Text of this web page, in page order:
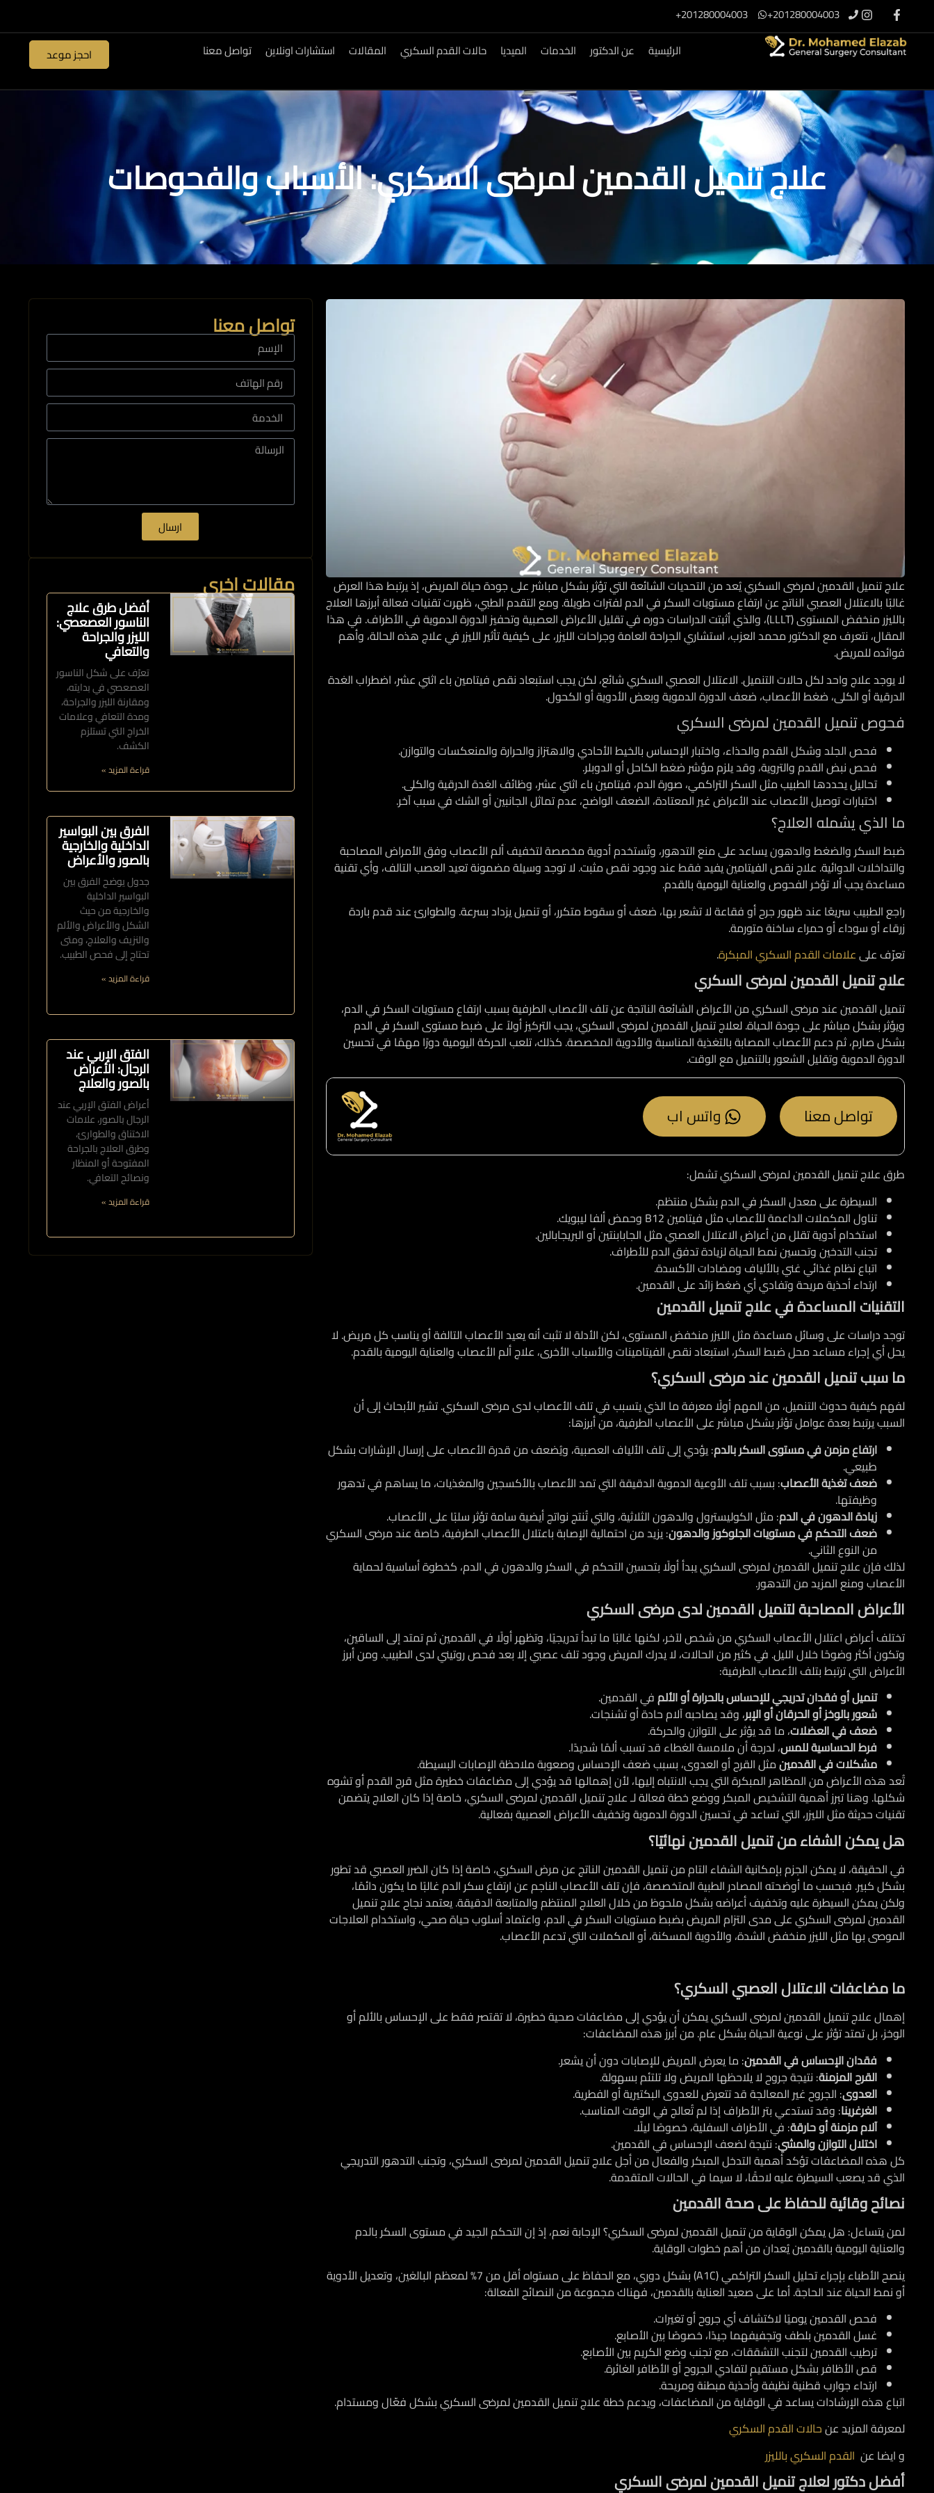
201280004003+
201280004003+
الرئيسية
عن الدكتور الخدمات الميديا حالات القدم السكري المقالات استشارات اونلاين تواصل معنا احجز موعد
علاج تنميل القدمين لمرضى السكري: الأسباب والفحوصات
تواصل معنا
ارسال
مقالات اخرى
أفضل طرق علاج
الناسور العصعصي:
الليزر والجراحة
والتعافي
تعرّف على شكل الناسور
العصعصي في بدايته،
ومقارنة الليزر والجراحة،
ومدة التعافي وعلامات
الخراج التي تستلزم
الكشف.
قراءة المزيد »
الفرق بين البواسير
الداخلية والخارجية
بالصور والأعراض
جدول يوضح الفرق بين
البواسير الداخلية
والخارجية من حيث
الشكل والأعراض والألم
والنزيف والعلاج، ومتى
تحتاج إلى فحص الطبيب.
قراءة المزيد »
الفتق الإربي عند
الرجال: الأعراض
بالصور والعلاج
أعراض الفتق الإربي عند
الرجال بالصور، علامات
الاختناق والطوارئ،
وطرق العلاج بالجراحة
المفتوحة أو المنظار
ونصائح التعافي.
قراءة المزيد »
علاج تنميل القدمين لمرضى السكري يُعد من التحديات الشائعة التي تؤثر بشكل مباشر على جودة حياة المريض، إذ يرتبط هذا العرض
غالبًا بالاعتلال العصبي الناتج عن ارتفاع مستويات السكر في الدم لفترات طويلة. ومع التقدم الطبي، ظهرت تقنيات فعالة أبرزها العلاج
بالليزر منخفض المستوى (LLLT)
، والذي أثبتت الدراسات دوره في تقليل الأعراض العصبية وتحفيز الدورة الدموية في الأطراف. في هذا
المقال، نتعرف مع الدكتورمحمد العزب، استشاري الجراحة العامة وجراحات الليزر، على كيفية تأثير الليزر في علاج هذه الحالة، وأهم
فوائده للمريض.
لا يوجد علاج واحد لكل حالات التنميل. الاعتلال العصبي السكري شائع، لكن يجب استبعاد نقص فيتامين باء اثني عشر، اضطراب الغدة
الدرقية أو الكلى، ضغط الأعصاب، ضعف الدورة الدموية وبعض الأدوية أو الكحول.
فحوص تنميل القدمين لمرضى السكري
فحص الجلد وشكل القدم والحذاء، واختبار الإحساس بالخيط الأحادي والاهتزاز والحرارة والمنعكسات والتوازن.
فحص نبض القدم والتروية، وقد يلزم مؤشر ضغط الكاحل أو الدوبلر.
تحاليل يحددها الطبيب مثل السكر التراكمي، صورة الدم، فيتامين باء اثني عشر، وظائف الغدة الدرقية والكلى.
اختبارات توصيل الأعصاب عند الأعراض غير المعتادة، الضعف الواضح، عدم تماثل الجانبين أو الشك في سبب آخر.
ما الذي يشمله العلاج؟
ضبط السكر والضغط والدهون يساعد على منع التدهور، وتُستخدم أدوية مخصصة لتخفيف ألم الأعصاب وفق الأمراض المصاحبة
والتداخلات الدوائية. علاج نقص الفيتامين يفيد فقط عند وجود نقص مثبت. لا توجد وسيلة مضمونة تعيد العصب التالف، وأي تقنية
مساعدة يجب ألا تؤخر الفحوص والعناية اليومية بالقدم.
راجع الطبيب سريعًا عند ظهور جرح أو فقاعة لا تشعر بها، ضعف أو سقوط متكرر، أو تنميل يزداد بسرعة. والطوارئ عند قدم باردة
زرقاء أو سوداء أو حمراء ساخنة متورمة.
تعرّف علىعلامات القدم السكري المبكرة.
علاج تنميل القدمين لمرضى السكري
تنميل القدمين عند مرضى السكري من الأعراض الشائعة الناتجة عن تلف الأعصاب الطرفية بسبب ارتفاع مستويات السكر في الدم،
ويؤثر بشكل مباشر على جودة الحياة. لعلاج تنميل القدمين لمرضى السكري، يجب التركيز أولاً على ضبط مستوى السكر في الدم
بشكل صارم، ثم دعم الأعصاب المصابة بالتغذية المناسبة والأدوية المخصصة. كذلك، تلعب الحركة اليومية دورًا مهمًا في تحسين
الدورة الدموية وتقليل الشعور بالتنميل مع الوقت.
تواصل معنا واتس اب
طرق علاج تنميل القدمين لمرضى السكري تشمل:
السيطرة على معدل السكر في الدم بشكل منتظم.
تناول المكملات الداعمة للأعصاب مثل فيتامين B12 وحمض ألفا ليبويك.
استخدام أدوية تقلل من أعراض الاعتلال العصبي مثل الجابابنتين أو البريجابالين.
تجنب التدخين وتحسين نمط الحياة لزيادة تدفق الدم للأطراف.
اتباع نظام غذائي غني بالألياف ومضادات الأكسدة.
ارتداء أحذية مريحة وتفادي أي ضغط زائد على القدمين.
التقنيات المساعدة في علاج تنميل القدمين
توجد دراسات على وسائل مساعدة مثل الليزر منخفض المستوى، لكن الأدلة لا تثبت أنه يعيد الأعصاب التالفة أو يناسب كل مريض. لا
يحل أي إجراء مساعد محل ضبط السكر، استبعاد نقص الفيتامينات والأسباب الأخرى، علاج ألم الأعصاب والعناية اليومية بالقدم.
ما سبب تنميل القدمين عند مرضى السكري؟
لفهم كيفية حدوث التنميل، من المهم أولًا معرفة ما الذي يتسبب في تلف الأعصاب لدى مرضى السكري. تشير الأبحاث إلى أن
السبب يرتبط بعدة عوامل تؤثر بشكل مباشر على الأعصاب الطرفية، من أبرزها:
ارتفاع مزمن في مستوى السكر بالدم: يؤدي إلى تلف الألياف العصبية، ويُضعف من قدرة الأعصاب على إرسال الإشارات بشكل
طبيعي.
ضعف تغذية الأعصاب: بسبب تلف الأوعية الدموية الدقيقة التي تمد الأعصاب بالأكسجين والمغذيات، ما يساهم في تدهور
وظيفتها.
زيادة الدهون في الدم: مثل الكوليسترول والدهون الثلاثية، والتي تُنتج نواتج أيضية سامة تؤثر سلبًا على الأعصاب.
ضعف التحكم في مستويات الجلوكوز والدهون: يزيد من احتمالية الإصابة باعتلال الأعصاب الطرفية، خاصة عند مرضى السكري
من النوع الثاني.
لذلك فإنعلاج تنميل القدمين لمرضى السكرييبدأ أولًا بتحسين التحكم في السكر والدهون في الدم، كخطوة أساسية لحماية
الأعصاب ومنع المزيد من التدهور.
الأعراض المصاحبة لتنميل القدمين لدى مرضى السكري
تختلف أعراض اعتلال الأعصاب السكري من شخص لآخر، لكنها غالبًا ما تبدأ تدريجيًا، وتظهر أولًا في القدمين ثم تمتد إلى الساقين،
وتكون أكثر وضوحًا خلال الليل. في كثير من الحالات، لا يدرك المريض وجود تلف عصبي إلا بعد فحص روتيني لدى الطبيب. ومن أبرز
الأعراض التي ترتبط بتلف الأعصاب الطرفية:
تنميل أو فقدان تدريجي للإحساس بالحرارة أو الألمفي القدمين.
شعور بالوخز أو الحرقان أو الإبر، وقد يصاحبه آلام حادة أو تشنجات.
ضعف في العضلات، ما قد يؤثر على التوازن والحركة.
فرط الحساسية للمس، لدرجة أن ملامسة الغطاء قد تسبب ألمًا شديدًا.
مشكلات في القدمينمثل القرح أو العدوى، بسبب ضعف الإحساس وصعوبة ملاحظة الإصابات البسيطة.
تُعد هذه الأعراض من المظاهر المبكرة التي يجب الانتباه إليها، لأن إهمالها قد يؤدي إلى مضاعفات خطيرة مثل قرح القدم أو تشوه
شكلها. وهنا تبرز أهمية التشخيص المبكر ووضع خطة فعالة لـعلاج تنميل القدمين لمرضى السكري، خاصة إذا كان العلاج يتضمن
تقنيات حديثة مثل الليزر، التي تساعد في تحسين الدورة الدموية وتخفيف الأعراض العصبية بفعالية.
هل يمكن الشفاء من تنميل القدمين نهائيًا؟
في الحقيقة، لا يمكن الجزم بإمكانية الشفاء التام من تنميل القدمين الناتج عن مرض السكري، خاصة إذا كان الضرر العصبي قد تطور
بشكل كبير. فبحسب ما أوضحته المصادر الطبية المتخصصة، فإن تلف الأعصاب الناجم عن ارتفاع سكر الدم غالبًا ما يكون دائمًا،
ولكن يمكن السيطرة عليه وتخفيف أعراضه بشكل ملحوظ من خلال العلاج المنتظم والمتابعة الدقيقة. يعتمد نجاحعلاج تنميل
القدمين لمرضى السكريعلى مدى التزام المريض بضبط مستويات السكر في الدم، واعتماد أسلوب حياة صحي، واستخدام العلاجات
الموصى بها مثل الليزر منخفض الشدة، والأدوية المسكنة، أو المكملات التي تدعم الأعصاب.
ما مضاعفات الاعتلال العصبي السكري؟
إهمالعلاج تنميل القدمين لمرضى السكرييمكن أن يؤدي إلى مضاعفات صحية خطيرة، لا تقتصر فقط على الإحساس بالألم أو
الوخز، بل تمتد تؤثر على نوعية الحياة بشكل عام. من أبرز هذه المضاعفات:
فقدان الإحساس في القدمين: ما يعرض المريض للإصابات دون أن يشعر.
القرح المزمنة: نتيجة جروح لا يلاحظها المريض ولا تلتئم بسهولة.
العدوى: الجروح غير المعالجة قد تتعرض للعدوى البكتيرية أو الفطرية.
الغرغرينا: وقد تستدعي بتر الأطراف إذا لم تُعالج في الوقت المناسب.
آلام مزمنة أو حارقة: في الأطراف السفلية، خصوصًا ليلًا.
اختلال التوازن والمشي: نتيجة لضعف الإحساس في القدمين.
كل هذه المضاعفات تؤكد أهمية التدخل المبكر والفعال من أجلعلاج تنميل القدمين لمرضى السكري، وتجنب التدهور التدريجي
الذي قد يصعب السيطرة عليه لاحقًا، لا سيما في الحالات المتقدمة.
نصائح وقائية للحفاظ على صحة القدمين
لمن يتساءل: هل يمكن الوقاية من تنميل القدمين لمرضى السكري؟الإجابة نعم، إذ إن التحكم الجيد في مستوى السكر بالدم
والعناية اليومية بالقدمين يُعدان من أهم خطوات الوقاية.
ينصح الأطباء بإجراء تحليل السكر التراكمي (A1C) بشكل دوري، مع الحفاظ على مستواه أقل من 7% لمعظم البالغين، وتعديل الأدوية
أو نمط الحياة عند الحاجة. أما على صعيد العناية بالقدمين، فهناك مجموعة من النصائح الفعالة:
فحص القدمين يوميًا لاكتشاف أي جروح أو تغيرات.
غسل القدمين بلطف وتجفيفهما جيدًا، خصوصًا بين الأصابع.
ترطيب القدمين لتجنب التشققات، مع تجنب وضع الكريم بين الأصابع.
قص الأظافر بشكل مستقيم لتفادي الجروح أو الأظافر الغائرة.
ارتداء جوارب قطنية نظيفة وأحذية مبطنة ومريحة.
اتباع هذه الإرشادات يساعد في الوقاية من المضاعفات، ويدعم خطةعلاج تنميل القدمين لمرضى السكريبشكل فعّال ومستدام.
لمعرفة المزيد عنحالات القدم السكري
و ايضا عن القدم السكري بالليزر
أفضل دكتور لعلاج تنميل القدمين لمرضى السكري